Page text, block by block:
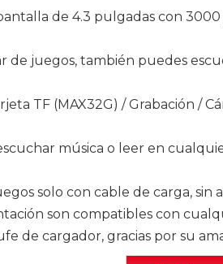
de 4.3 pulgadas con
juegos, también puedes
TF (MAX32G) / Grabación /
música o leer en
solo con cable de carga, sin
son compatibles con
de cargador, gracias por su